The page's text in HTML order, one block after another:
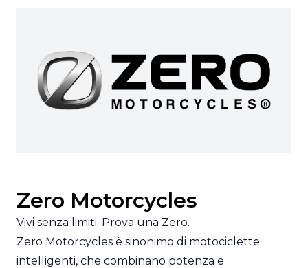
Zero Motorcycles
Vivi senza limiti. Prova una Zero.
Zero Motorcycles è sinonimo di motociclette
intelligenti, che combinano potenza e